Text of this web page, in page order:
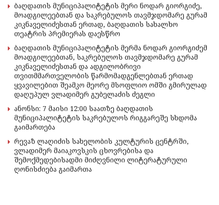
ბაღდათის მუნიციპალიტეტის მერი ნოდარ გიორგიძე,
მოადგილეებთან და საკრებულოს თავმჯდომარე გურამ
კიკნაველიძესთან ერთად, ბაღდათის სახალხო
თეატრის პრემიერას დაესწრო
ბაღდათის მუნიციპალიტეტის მერმა ნოდარ გიორგიძემ
მოადგილეებთან, საკრებულოს თავმჯდომარე გურამ
კიკნაველიძესთან და ადგილობრივი
თვითმმართველობის წარმომადგენლებთან ერთად
ყვავილებით შეამკო მეორე მსოფლიო ომში გმირულად
დაღუპულ ვლადიმერ გუბელაძის ძეგლი
ანონსი: 7 მაისი 12:00 საათზე ბაღდათის
მუნიციპალიტეტის საკრებულოს რიგგარეშე სხდომა
გაიმართება
რევაზ ლაღიძის სახელობის კულტურის ცენტრში,
ვლადიმერ მაიაკოვსკის ცხოვრებისა და
შემოქმედებისადმი მიძღვნილი ლიტერატურული
ღონისძიება გაიმართა